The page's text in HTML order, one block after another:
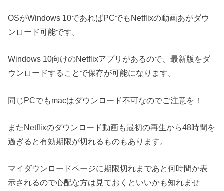
OSがWindows 10であればPCでもNetflixの動画あがダウ
ンロード可能です。
Windows 10向けのNetflixアプリがあるので、最新版をダ
ウンロードすることで保存が可能になります。
同じPCでもmacはダウンロード不可なのでご注意を！
またNetflixのダウンロード動画も最初の再生から48時間を
過ぎると有効期限が切れるものもあります。
マイダウンロードページに期限切れまであと何時間か表
示されるので心配な方は見ておくといいかも知れませ